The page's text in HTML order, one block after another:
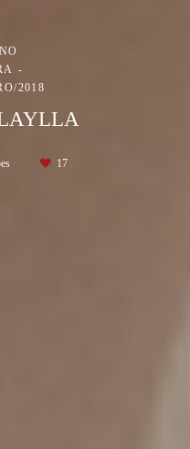
2018
17